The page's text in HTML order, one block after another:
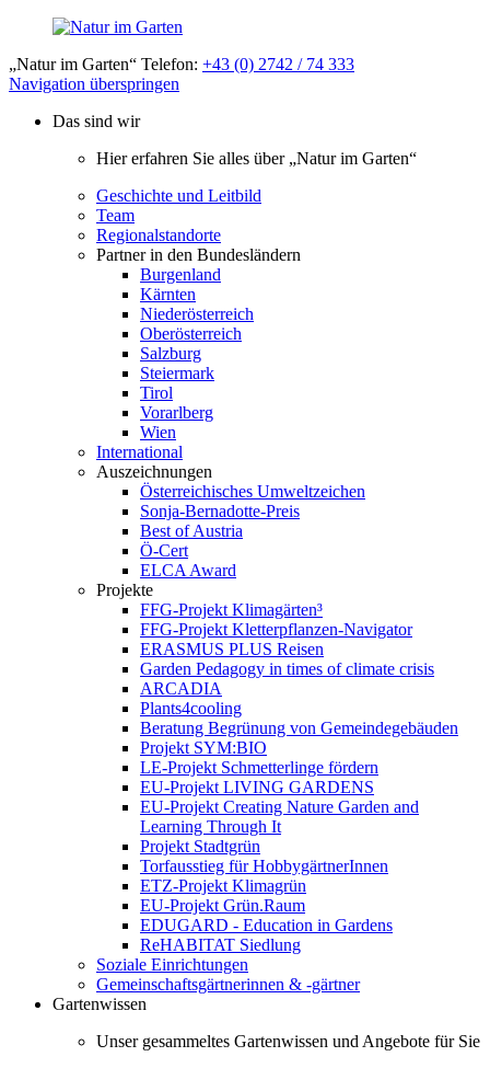
„Natur im Garten“ Telefon: +43 (0) 2742 / 74 333
Navigation überspringen
Das sind wir
Hier erfahren Sie alles über „Natur im Garten“
Geschichte und Leitbild
Team
Regionalstandorte
Partner in den Bundesländern
Burgenland
Kärnten
Niederösterreich
Oberösterreich
Salzburg
Steiermark
Tirol
Vorarlberg
Wien
International
Auszeichnungen
Österreichisches Umweltzeichen
Sonja-Bernadotte-Preis
Best of Austria
Ö-Cert
ELCA Award
Projekte
FFG-Projekt Klimagärten³
FFG-Projekt Kletterpflanzen-Navigator
ERASMUS PLUS Reisen
Garden Pedagogy in times of climate crisis
ARCADIA
Plants4cooling
Beratung Begrünung von Gemeindegebäuden
Projekt SYM:BIO
LE-Projekt Schmetterlinge fördern
EU-Projekt LIVING GARDENS
EU-Projekt Creating Nature Garden and
Learning Through It
Projekt Stadtgrün
Torfausstieg für HobbygärtnerInnen
ETZ-Projekt Klimagrün
EU-Projekt Grün.Raum
EDUGARD - Education in Gardens
ReHABITAT Siedlung
Soziale Einrichtungen
Gemeinschaftsgärtnerinnen & -gärtner
Gartenwissen
Unser gesammeltes Gartenwissen und Angebote für Sie